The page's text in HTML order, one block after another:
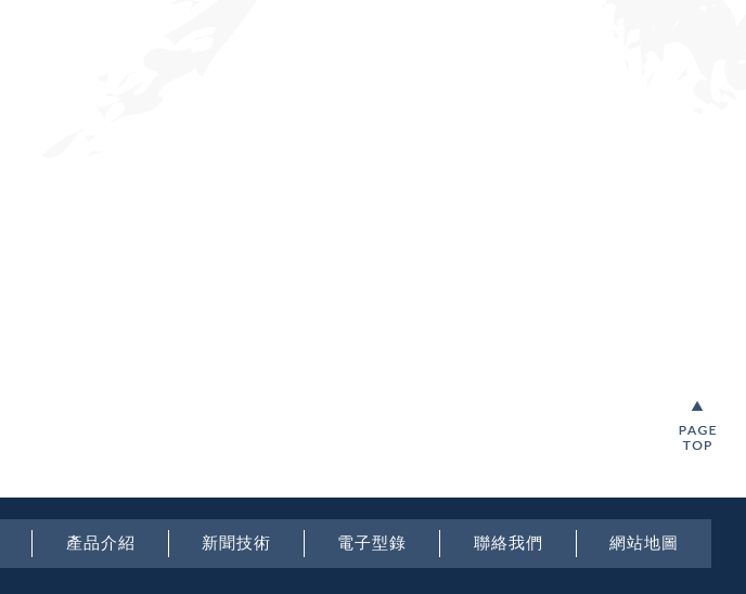
產品介紹 新聞技術 電子型錄 聯絡我們 網站地圖